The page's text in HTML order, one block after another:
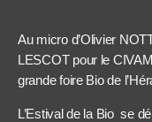
Au micro d’Olivier
LESCOT pour le
grande foire Bio de
L’Estival de la Bio se